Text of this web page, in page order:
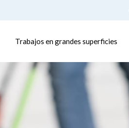
Trabajos en grandes superficies